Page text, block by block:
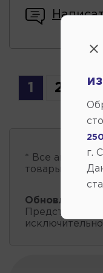
1 2
* Все
товары
Обновление
г.